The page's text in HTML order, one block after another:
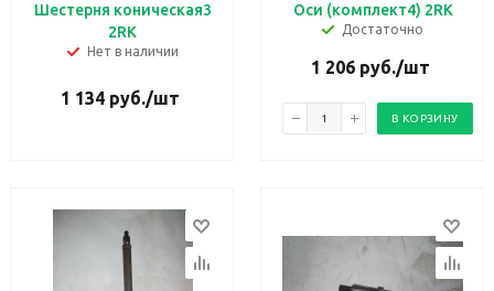
Шестерня коническая3
2RK
Нет в наличии
1 134 руб./шт
Оси (комплект4) 2RK
Достаточно
1 206 руб./шт
В КОРЗИНУ